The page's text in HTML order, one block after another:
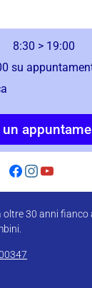
8:30 > 19:00
su
un
oltre 30 anni fianco